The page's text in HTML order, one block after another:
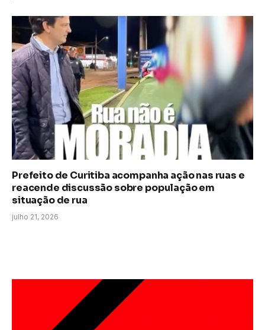
Prefeito de Curitiba acompanha ação nas ruas e
reacende discussão sobre população em
situação de rua
julho 21, 2026